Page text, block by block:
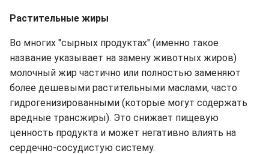
Растительные жиры
Во многих "сырных продуктах" (именно такое
название указывает на замену животных жиров)
молочный жир частично или полностью заменяют
более дешевыми растительными маслами, часто
гидрогенизированными (которые могут содержать
вредные трансжиры). Это снижает пищевую
ценность продукта и может негативно влиять на
сердечно-сосудистую систему.